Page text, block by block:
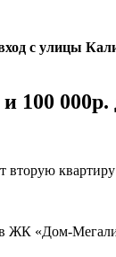
с улицы
100 000р.
«Дом-